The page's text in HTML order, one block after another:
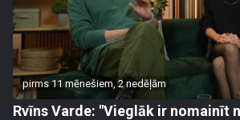
pirms 11 mēnešiem, 2 nedēļām
Rvīns Varde: "Vieglāk ir nomainīt